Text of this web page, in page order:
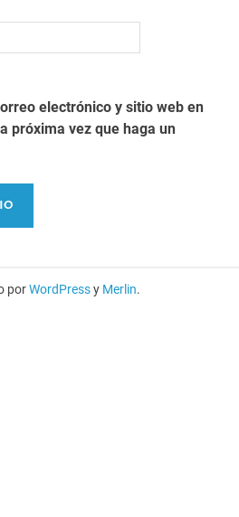
electrónico y sitio web en
próxima vez que haga un
porWordPressy Merlin.